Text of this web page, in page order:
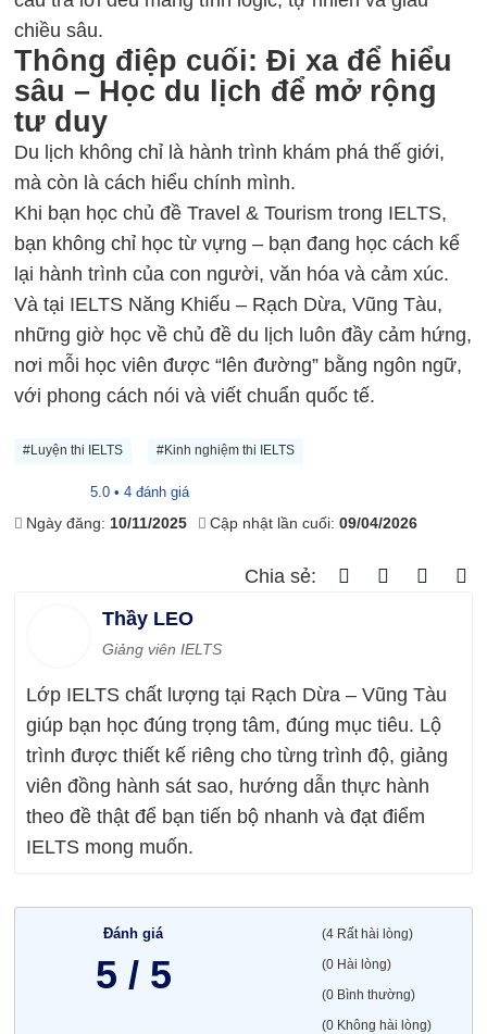
chiều sâu.
Thông điệp cuối: Đi xa để hiểu
sâu – Học du lịch để mở rộng
tư duy
Du lịch không chỉ là hành trình khám phá thế giới,
mà còn là cách hiểu chính mình.
Khi bạn học chủ đề Travel & Tourism trong IELTS,
bạn không chỉ học từ vựng – bạn đang học cách kể
lại hành trình của con người, văn hóa và cảm xúc.
Và tại IELTS Năng Khiếu – Rạch Dừa, Vũng Tàu,
những giờ học về chủ đề du lịch luôn đầy cảm hứng,
nơi mỗi học viên được “lên đường” bằng ngôn ngữ,
với phong cách nói và viết chuẩn quốc tế.
#Luyện thi IELTS #Kinh nghiệm thi IELTS
5.0 • 4 đánh giá
Ngày đăng: 10/11/2025 Cập nhật lần cuối:09/04/2026
Chia sẻ:
Thầy LEO
Giảng viên IELTS
Lớp IELTS chất lượng tại Rạch Dừa – Vũng Tàu
giúp bạn học đúng trọng tâm, đúng mục tiêu. Lộ
trình được thiết kế riêng cho từng trình độ, giảng
viên đồng hành sát sao, hướng dẫn thực hành
theo đề thật để bạn tiến bộ nhanh và đạt điểm
IELTS mong muốn.
Đánh giá
5 / 5
(4 Rất hài lòng)
(0 Hài lòng)
(0 Bình thường)
(0 Không hài lòng)